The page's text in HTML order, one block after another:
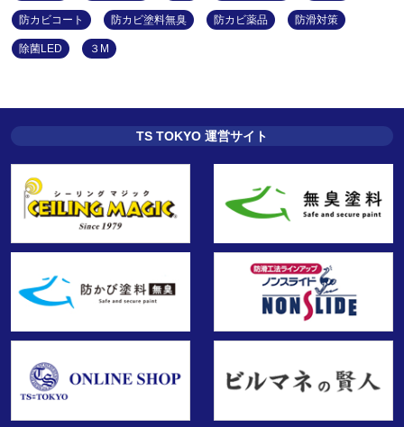
防カビコート 防カビ塗料無臭 防カビ薬品 防滑対策
除菌LED ３M
TS TOKYO 運営サイト